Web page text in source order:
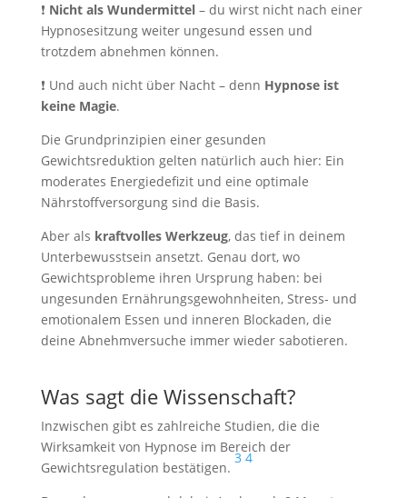
❗️ Nicht als Wundermittel – du wirst nicht nach einer
Hypnosesitzung weiter ungesund essen und
trotzdem abnehmen können.
❗️ Und auch nicht über Nacht – denn Hypnose ist
keine Magie.
Die Grundprinzipien einer gesunden
Gewichtsreduktion gelten natürlich auch hier: Ein
moderates Energiedefizit und eine optimale
Nährstoffversorgung sind die Basis.
Aber als kraftvolles Werkzeug, das tief in deinem
Unterbewusstsein ansetzt. Genau dort, wo
Gewichtsprobleme ihren Ursprung haben: bei
ungesunden Ernährungsgewohnheiten, Stress- und
emotionalem Essen und inneren Blockaden, die
deine Abnehmversuche immer wieder sabotieren.
Was sagt die Wissenschaft?
Inzwischen gibt es zahlreiche Studien, die die
Wirksamkeit von Hypnose im Bereich der
Gewichtsregulation bestätigen.
3 4